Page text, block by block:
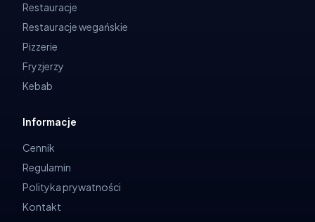
Restauracje
Restauracje wegańskie
Pizzerie
Fryzjerzy
Kebab
Informacje
Cennik
Regulamin
Polityka prywatności
Kontakt